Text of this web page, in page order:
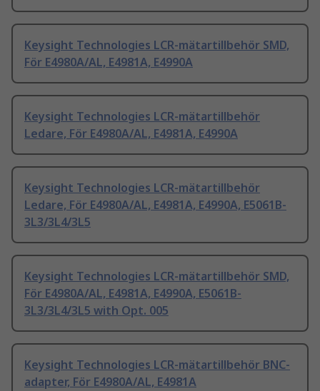
Keysight Technologies LCR-mätartillbehör SMD,
För E4980A/AL, E4981A, E4990A
Keysight Technologies LCR-mätartillbehör
Ledare, För E4980A/AL, E4981A, E4990A
Keysight Technologies LCR-mätartillbehör
Ledare, För E4980A/AL, E4981A, E4990A, E5061B-
3L3/3L4/3L5
Keysight Technologies LCR-mätartillbehör SMD,
För E4980A/AL, E4981A, E4990A, E5061B-
3L3/3L4/3L5 with Opt. 005
Keysight Technologies LCR-mätartillbehör BNC-
adapter, För E4980A/AL, E4981A